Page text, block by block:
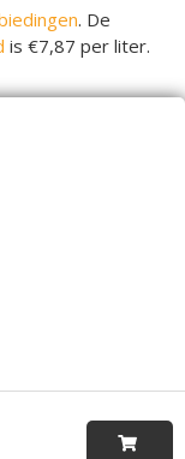
. De
is €7,87 per liter.